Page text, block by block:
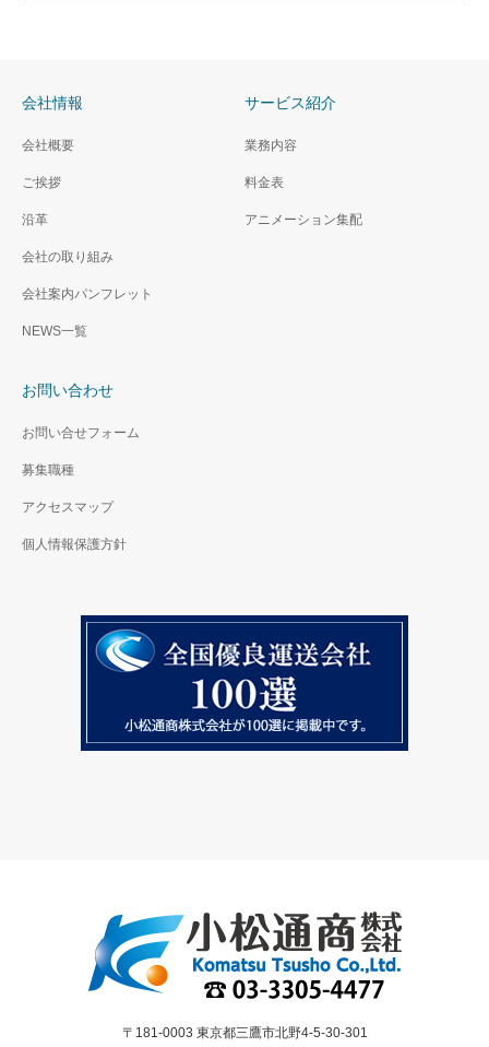
会社情報
会社概要
ご挨拶
沿革
会社の取り組み
会社案内パンフレット
NEWS一覧
サービス紹介
業務内容
料金表
アニメーション集配
お問い合わせ
お問い合せフォーム
募集職種
アクセスマップ
個人情報保護方針
〒181-0003 東京都三鷹市北野4-5-30-301